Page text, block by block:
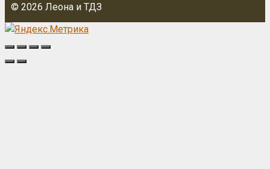
© 2026 Леона и ТДЗ